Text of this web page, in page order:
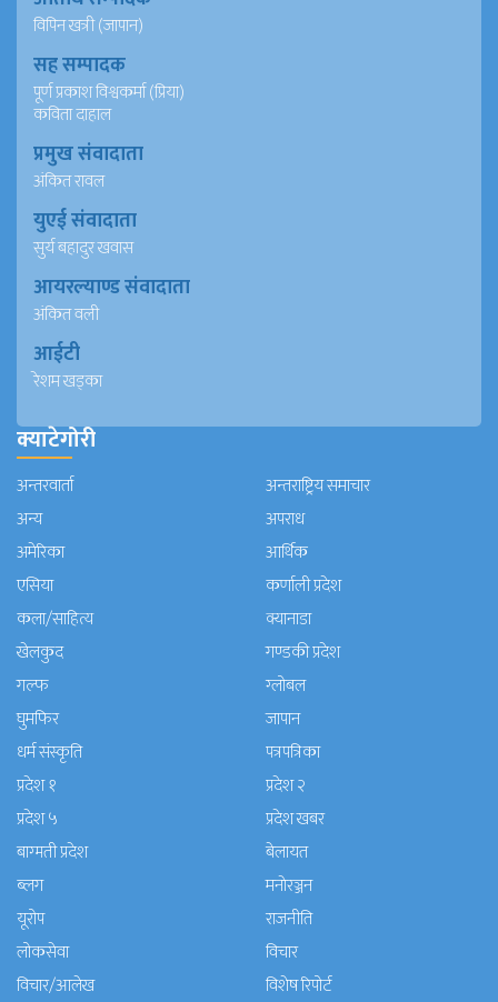
विपिन खत्री (जापान)
सह सम्पादक
पूर्ण प्रकाश विश्वकर्मा (प्रिया)
कविता दाहाल
प्रमुख संवादाता
अंकित रावल
युएई संवादाता
सुर्य बहादुर खवास
आयरल्याण्ड संवादाता
अंकित वली
आईटी
रेशम खड्का
क्याटेगोरी
अन्तरवार्ता
अन्तराष्ट्रिय समाचार
अन्य
अपराध
अमेरिका
आर्थिक
एसिया
कर्णाली प्रदेश
कला/साहित्य
क्यानाडा
खेलकुद
गण्डकी प्रदेश
गल्फ
ग्लोबल
घुमफिर
जापान
धर्म संस्कृति
पत्रपत्रिका
प्रदेश १
प्रदेश २
प्रदेश ५
प्रदेश खबर
बाग्मती प्रदेश
बेलायत
ब्लग
मनाेरञ्जन
यूरोप
राजनीति
लोकसेवा
विचार
विचार/आलेख
विशेष रिपोर्ट